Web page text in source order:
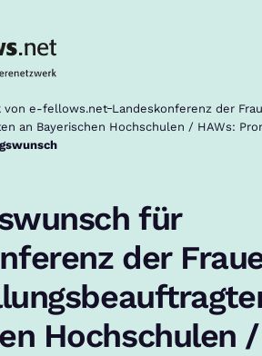
von e-fellows.net Landeskonferenz der
an Bayerischen Hochschulen / HAWs:
für
der
Hochschulen /